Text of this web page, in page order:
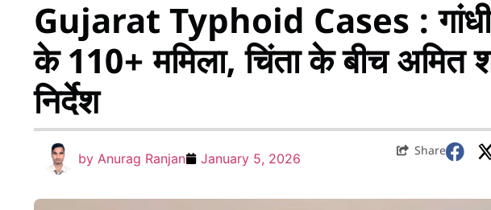
Gujarat Typhoid Cases :
के 110+ ममिला, चिंता के बीच अमित
निर्देश
by Anurag Ranjan January 5, 2026
Share